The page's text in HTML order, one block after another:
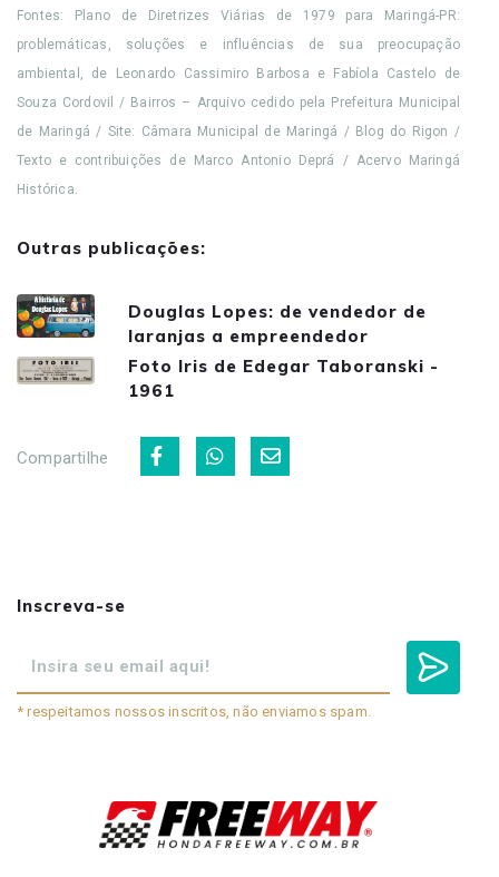
Fontes: Plano de Diretrizes Viárias de 1979 para Maringá-PR:
problemáticas, soluções e influências de sua preocupação
ambiental, de Leonardo Cassimiro Barbosa e Fabíola Castelo de
Souza Cordovil / Bairros – Arquivo cedido pela Prefeitura Municipal
de Maringá / Site: Câmara Municipal de Maringá / Blog do Rigon /
Texto e contribuições de Marco Antonio Deprá / Acervo Maringá
Histórica.
Outras publicações:
Douglas Lopes: de vendedor de
laranjas a empreendedor
Foto Iris de Edegar Taboranski -
1961
Compartilhe
Inscreva-se
* respeitamos nossos inscritos, não enviamos spam.